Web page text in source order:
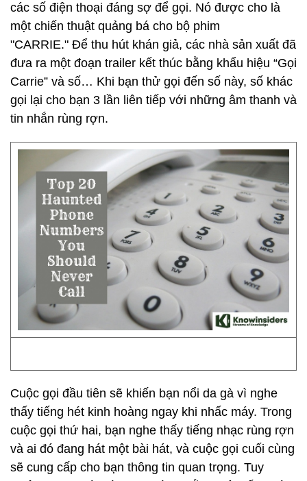
các số điện thoại đáng sợ để gọi. Nó được cho là
một chiến thuật quảng bá cho bộ phim
"CARRIE." Để thu hút khán giả, các nhà sản xuất đã
đưa ra một đoạn trailer kết thúc bằng khẩu hiệu “Gọi
Carrie” và số… Khi bạn thử gọi đến số này, số khác
gọi lại cho bạn 3 lần liên tiếp với những âm thanh và
tin nhắn rùng rợn.
Cuộc gọi đầu tiên sẽ khiến bạn nổi da gà vì nghe
thấy tiếng hét kinh hoàng ngay khi nhấc máy. Trong
cuộc gọi thứ hai, bạn nghe thấy tiếng nhạc rùng rợn
và ai đó đang hát một bài hát, và cuộc gọi cuối cùng
sẽ cung cấp cho bạn thông tin quan trọng. Tuy